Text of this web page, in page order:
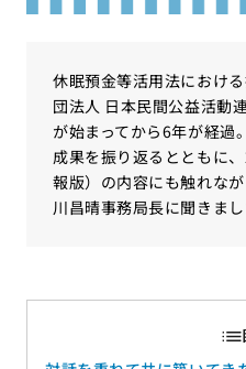
休眠預金等活用法におけ
団法人 日本民間公益活動
が始まってから6年が経過
成果を振り返るとともに
報版）の内容にも触れな
川昌晴事務局長に聞きまし